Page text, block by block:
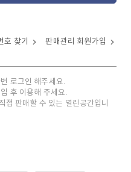
호 찾기 판매관리 회원가입
로그인 해주세요.
후 이용해 주세요.
접 판매할 수 있는 열린공간입니